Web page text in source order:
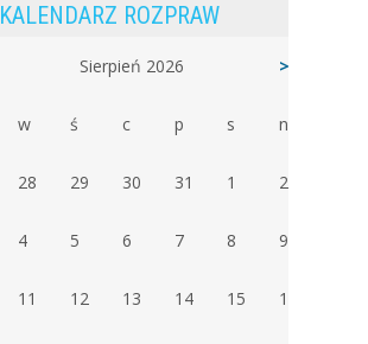
KALENDARZ ROZPRAW
Sierpień 2026 >>
w ś c p s n
28 29 30 31 1 2
4 5 6 7 8 9
11 12 13 14 15 16